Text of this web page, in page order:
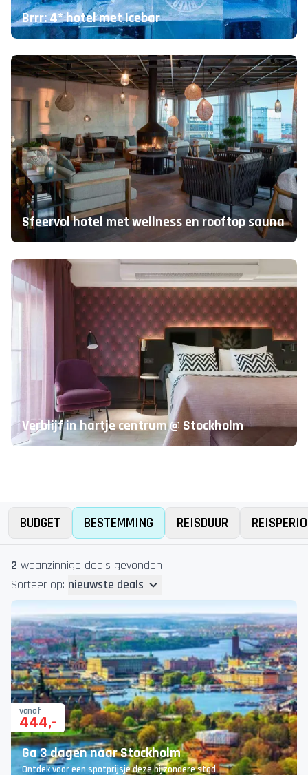
Brrr: 4* hotel met Icebar
Sfeervol hotel met wellness en rooftop sauna
Verblijf in hartje centrum @ Stockholm
BUDGET BESTEMMING REISDUUR
2 waanzinnige deals gevonden
Sorteer op: nieuwste deals
vanaf
444,-
Ga 3 dagen naar Stockholm
Ontdek voor een spotprijsje deze bijzondere stad